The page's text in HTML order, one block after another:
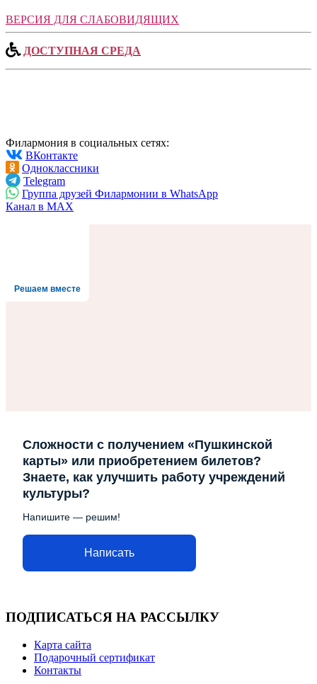
ВЕРСИЯ ДЛЯ СЛАБОВИДЯЩИХ
ДОСТУПНАЯ СРЕДА
Филармония в социальных сетях:
ВКонтакте
Одноклассники
Telegram
Группа друзей Филармонии в WhatsApp
Канал в MAX
Решаем вместе
Сложности с получением «Пушкинской
карты» или приобретением билетов?
Знаете, как улучшить работу учреждений
культуры?
Напишите — решим!
Написать
ПОДПИСАТЬСЯ НА РАССЫЛКУ
Карта сайта
Подарочный сертификат
Контакты